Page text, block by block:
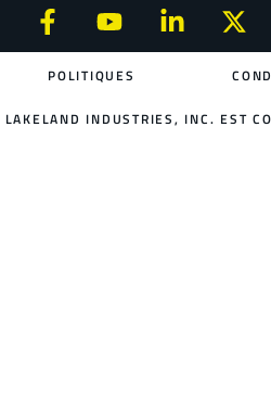
POLITIQUES
LAKELAND INDUSTRIES, INC. EST